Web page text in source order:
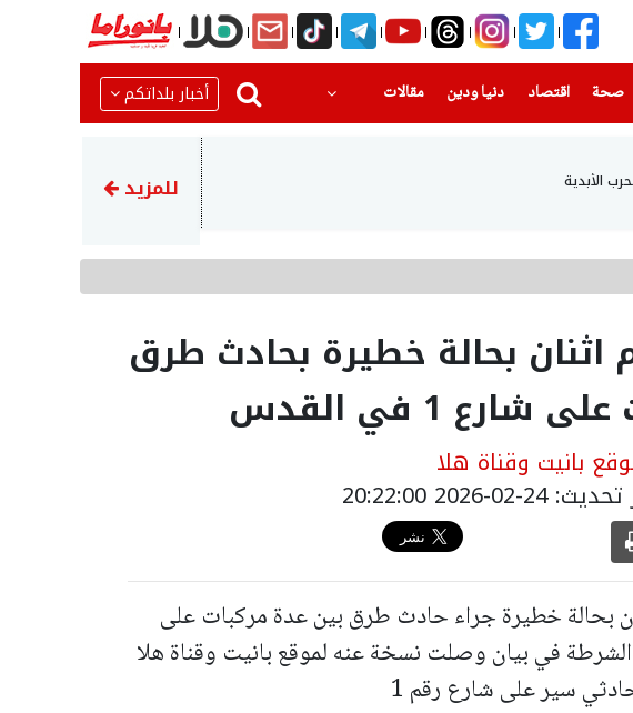
صحة(current) اقتصاد دنيا ودين
(current) مقالات أخبار بلداتكم
الأبدية استطلاع للرأي: الأحزاب العربية تحصل على 15 مقعدا ان
للمزيد
اثنان بحالة خطيرة بحادث طرق
1 في القدس
بانيت وقناة هلا
24-02-2026 20:22:00
اثنان بحالة خطيرة جراء حادث طرق بين عدة مركبات على
الشرطة في بيان وصلت نسخة عنه لموقع بانيت وقناة هلا
سير على شارع رقم 1